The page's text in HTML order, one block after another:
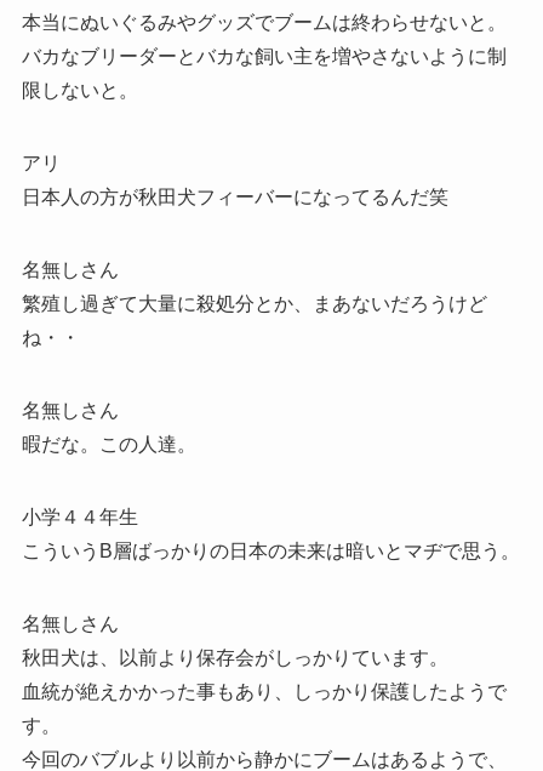
本当にぬいぐるみやグッズでブームは終わらせないと。
バカなブリーダーとバカな飼い主を増やさないように制
限しないと。
アリ
日本人の方が秋田犬フィーバーになってるんだ笑
名無しさん
繁殖し過ぎて大量に殺処分とか、まあないだろうけど
ね・・
名無しさん
暇だな。この人達。
小学４４年生
こういうB層ばっかりの日本の未来は暗いとマヂで思う。
名無しさん
秋田犬は、以前より保存会がしっかりています。
血統が絶えかかった事もあり、しっかり保護したようで
す。
今回のバブルより以前から静かにブームはあるようで、